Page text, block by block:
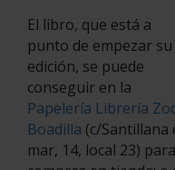
El libro, que está a
punto de empezar su
edición, se puede
conseguir en la
Papelería Librería
Boadilla (c/Santillana
mar, 14, local 23) para